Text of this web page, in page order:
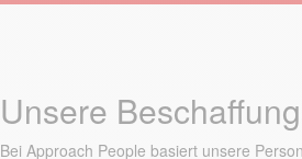
Unsere
Bei Approach People basiert unsere